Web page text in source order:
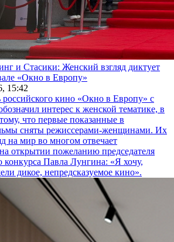
и Стасики: Женский взгляд диктует
«Окно в Европу»
15:42
российского кино «Окно в Европу» с
интерес к женской тематике, в
что первые показанные в
сняты режиссерами-женщинами. Их
на мир во многом отвечает
открытии пожеланию председателя
Павла Лунгина: «Я хочу,
дикое, непредсказуемое кино».